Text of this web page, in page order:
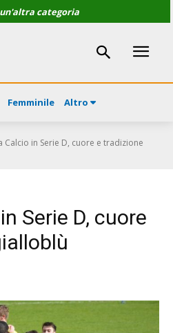
categoria
Femminile Altro
Calcio in Serie D, cuore e tradizione
Serie D, cuore